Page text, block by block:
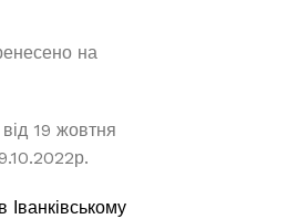
на
19 жовтня